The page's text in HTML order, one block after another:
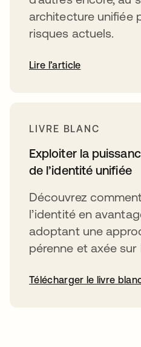
architecture unifiée
risques actuels.
Lire l’article
LIVRE BLANC
Exploiter la
de l’identité unifiée
Découvrez
l’identité en
adoptant une
pérenne et axée sur
Télécharger le livre